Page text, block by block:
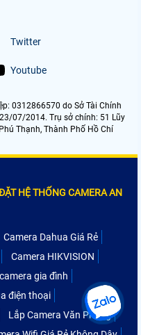
Twitter
Youtube
0312866570 do Sở Tài Chính
07/2014. Trụ sở chính: 51 Lũy
Thạnh, Thành Phố Hồ Chí
HỆ THỐNG CAMERA AN
Camera Dahua Giá Rẻ
Camera HIKVISION
gia đình
điện thoại
Lắp Camera Văn Phòng